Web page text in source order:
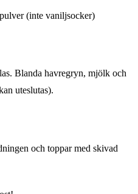
(inte vaniljsocker)
Blanda havregryn, mjölk och
uteslutas).
och toppar med skivad